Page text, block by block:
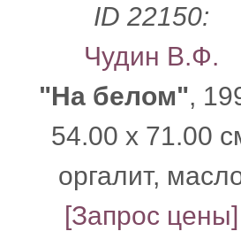
ID 22150:
Чудин В.Ф.
"На белом",
54.00 x 71.00
оргалит,
[Запрос цены]